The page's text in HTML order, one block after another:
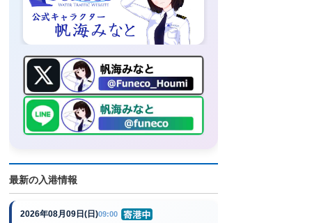
最新の入港情報
2026年08月09日(日)09:00